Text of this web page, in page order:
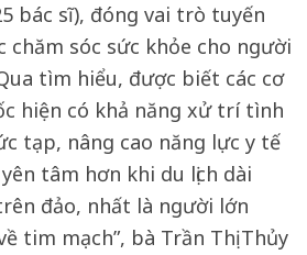
bác sĩ), đóng vai trò tuyến
chăm sóc sức khỏe cho người
tìm hiểu, được biết các cơ
hiện có khả năng xử trí tình
tạp, nâng cao năng lực y tế
tâm hơn khi du lịch dài
đảo, nhất là người lớn
tim mạch”, bà Trần Thị Thủy